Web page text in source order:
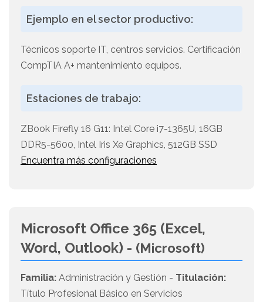
Ejemplo en el sector productivo:
Técnicos soporte IT, centros servicios. Certificación
CompTIA A+ mantenimiento equipos.
Estaciones de trabajo:
ZBook Firefly 16 G11: Intel Core i7-1365U, 16GB
DDR5-5600, Intel Iris Xe Graphics, 512GB SSD
Encuentra más configuraciones
Microsoft Office 365 (Excel,
Word, Outlook) - (Microsoft)
Familia: Administración y Gestión - Titulación:
Título Profesional Básico en Servicios